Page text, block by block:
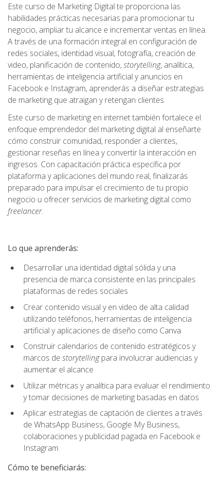
Este curso de Marketing Digital te proporciona las
habilidades prácticas necesarias para promocionar tu
negocio, ampliar tu alcance e incrementar ventas en línea.
A través de una formación integral en configuración de
redes sociales, identidad visual, fotografía, creación de
video, planificación de contenido,storytelling, analítica,
herramientas de inteligencia artificial y anuncios en
Facebook e Instagram, aprenderás a diseñar estrategias
de marketing que atraigan y retengan clientes.
Este curso de marketing en internet también fortalece el
enfoque emprendedor del marketing digital al enseñarte
cómo construir comunidad, responder a clientes,
gestionar reseñas en línea y convertir la interacción en
ingresos. Con capacitación práctica específica por
plataforma y aplicaciones del mundo real, finalizarás
preparado para impulsar el crecimiento de tu propio
negocio u ofrecer servicios de marketing digital como
freelancer.
Lo que aprenderás:
Desarrollar una identidad digital sólida y una
presencia de marca consistente en las principales
plataformas de redes sociales
Crear contenido visual y en video de alta calidad
utilizando teléfonos, herramientas de inteligencia
artificial y aplicaciones de diseño como Canva
Construir calendarios de contenido estratégicos y
marcos de storytellingpara involucrar audiencias y
aumentar el alcance
Utilizar métricas y analítica para evaluar el rendimiento
y tomar decisiones de marketing basadas en datos
Aplicar estrategias de captación de clientes a través
de WhatsApp Business, Google My Business,
colaboraciones y publicidad pagada en Facebook e
Instagram
Cómo te beneficiarás: